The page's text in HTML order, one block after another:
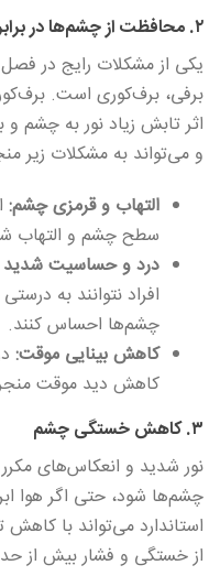
۲. محافظت از چشم‌ها در برابر برف‌کوری
یکی از مشکلات رایج در
برفی، برف‌کوری است.
اثر تابش زیاد نور به چشم
و می‌تواند به مشکلات زیر
التهاب و قرمزی چشم:
سطح چشم و التهاب
درد و حساسیت شدید
افراد نتوانند به
چشم‌ها احساس کنند.
کاهش بینایی موقت:
کاهش دید موقت
۳. کاهش خستگی چشم
نور شدید و انعکاس‌های
چشم‌ها شود، حتی اگر هوا
استاندارد می‌تواند با
از خستگی و فشار بیش از